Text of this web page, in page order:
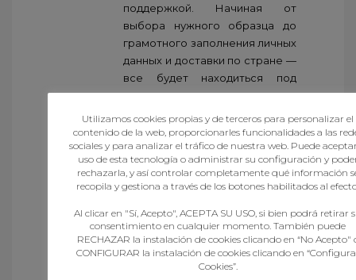
поддержкой. Начиная от
выбора нужного образца до
грамотного заполнения личных
данных и доставки по стране —
все будет находиться под
полным контролем наших
специалистов.
Таким образом, для всех, кто
ищет максимально быстрый
способ получения требуемого
документа, наша компания
Заказать диплом – это значит
избежать продолжительного
обучения и сразу переходить к
своим целям, будь то
Utilizamos cookies propias y de terceros para personalizar el
contenido de la web, proporcionarles funcionalidades a las
sociales y para analizar el tráfico de nuestra web. Puede
uso de esta tecnología o administrar su configuración y
rechazarla, y así controlar completamente qué información
recopila y gestiona a través de los botones habilitados al
Al clicar en "Sí, Acepto", ACEPTA SU USO, si bien podrá retirar
consentimiento en cualquier momento. También puede
RECHAZAR la instalación de cookies clicando en “No Acepto"
CONFIGURAR la instalación de cookies clicando en
Cookies”.